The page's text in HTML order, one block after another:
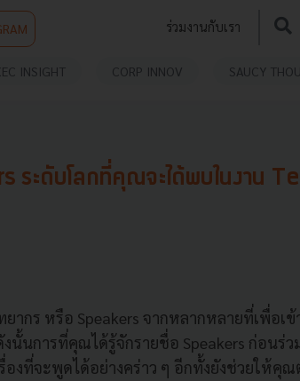
ร่วมงานกับเรา
INSIGHT CORP INNOV SAUCY
ะดับโลกที่คุณจะได้พบในงาน
ยากร หรือ Speakers จากหลากหลายที่เพื่อเ
นั้นการที่คุณได้รู้จักรายชื่อ Speakers ก่อนร่
งที่จะพูดได้อย่างคร่าว ๆ อีกทั้งยังช่วยให้คุณ